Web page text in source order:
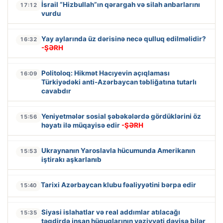
17:12
İsrail “Hizbullah”ın qərargah və silah anbarlarını
vurdu
16:32
Yay aylarında üz dərisinə necə qulluq edilməlidir?
-ŞƏRH
16:09
Politoloq: Hikmət Hacıyevin açıqlaması
Türkiyədəki anti-Azərbaycan təbliğatına tutarlı
cavabdır
15:56
Yeniyetmələr sosial şəbəkələrdə gördüklərini öz
həyatı ilə müqayisə edir -ŞƏRH
15:53
Ukraynanın Yaroslavla hücumunda Amerikanın
iştirakı aşkarlanıb
15:40 Tarixi Azərbaycan klubu fəaliyyətini bərpa edir
15:35
Siyasi islahatlar və real addımlar atılacağı
təqdirdə insan hüquqlarının vəziyyəti dəyişə bilər